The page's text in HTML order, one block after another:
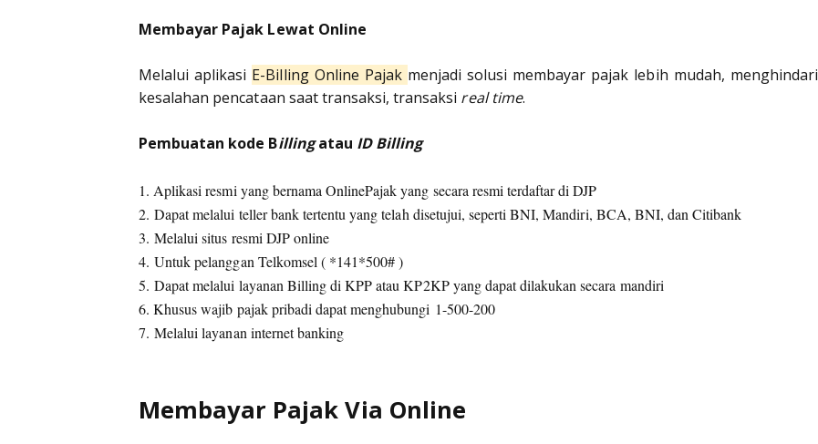
Membayar Pajak Lewat Online
Melalui aplikasi E-Billing Online Pajak menjadi solusi membayar pajak lebih mudah, menghindari
kesalahan pencataan saat transaksi, transaksi real time.
Pembuatan kode Billingatau ID Billing
1. Aplikasi resmi yang bernama OnlinePajak yang secara resmi terdaftar di DJP
2. Dapat melalui teller bank tertentu yang telah disetujui, seperti BNI, Mandiri, BCA, BNI, dan Citibank
3. Melalui situs resmi DJP online
4. Untuk pelanggan Telkomsel ( *141*500# )
5. Dapat melalui layanan Billing di KPP atau KP2KP yang dapat dilakukan secara mandiri
6. Khusus wajib pajak pribadi dapat menghubungi 1-500-200
7.Melalui layanan internet banking
Membayar Pajak Via Online